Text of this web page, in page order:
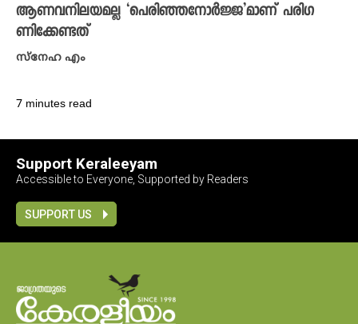
ആണവനിലയമല്ല ‘പെരിഞ്ഞനോർജ്ജ’മാണ് പരി​ഗ
ണിക്കേണ്ടത്
സ്നേഹ എം
7 minutes read
Support Keraleeyam
Accessible to Everyone, Supported by Readers
SUPPORT US